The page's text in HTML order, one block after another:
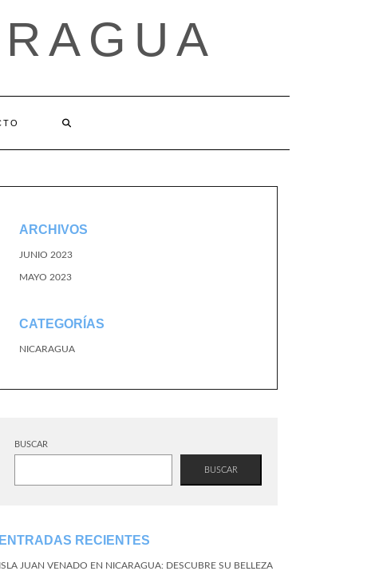
ARCHIVOS
JUNIO 2023
MAYO 2023
CATEGORÍAS
NICARAGUA
BUSCAR
BUSCAR
ENTRADAS RECIENTES
ISLA JUAN VENADO EN NICARAGUA: DESCUBRE SU BELLEZA